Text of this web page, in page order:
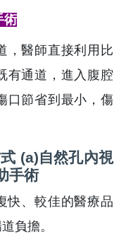
術
，醫師直接利用比
有通道，進入腹腔
口節省到最小，傷
(a)自然孔內視
手術
快、較佳的醫療品
負擔。